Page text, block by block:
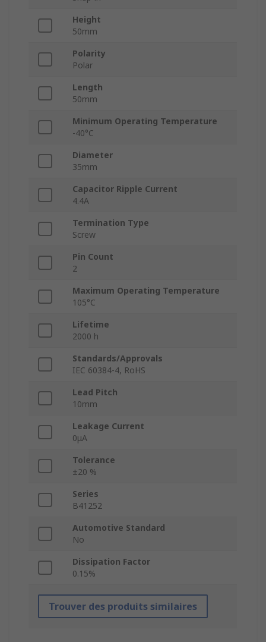
Height
50mm
Polarity
Polar
Length
50mm
Minimum Operating Temperature
-40°C
Diameter
35mm
Capacitor Ripple Current
4.4A
Termination Type
Screw
Pin Count
2
Maximum Operating Temperature
105°C
Lifetime
2000 h
Standards/Approvals
IEC 60384-4, RoHS
Lead Pitch
10mm
Leakage Current
0μA
Tolerance
±20 %
Series
B41252
Automotive Standard
No
Dissipation Factor
0.15%
Trouver des produits similaires